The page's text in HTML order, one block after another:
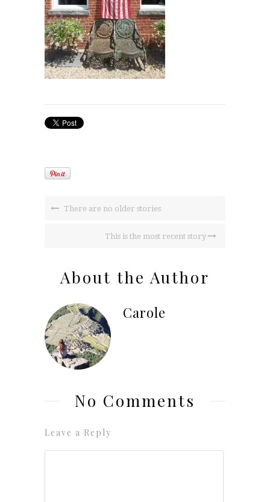
There are no older stories
This is the most recent story
About the Author
Carole
No Comments
Leave a Reply